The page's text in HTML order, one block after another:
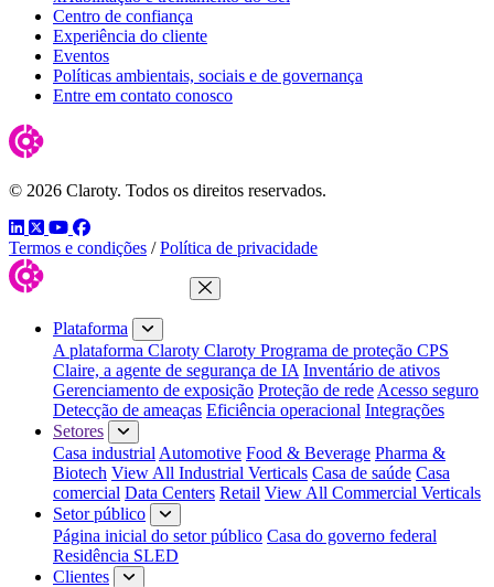
Centro de confiança
Experiência do cliente
Eventos
Políticas ambientais, sociais e de governança
Entre em contato conosco
© 2026 Claroty. Todos os direitos reservados.
LinkedIn
TwitterYouTube
Facebook
Termos e condições / Política de privacidade
Fechar menu
Plataforma
A plataforma Claroty Claroty Programa de proteção CPS
Claire, a agente de segurança de IA Inventário de ativos
Gerenciamento de exposição Proteção de rede Acesso seguro
Detecção de ameaças Eficiência operacional Integrações
Setores
Casa industrial Automotive Food & Beverage Pharma &
Biotech View All Industrial Verticals Casa de saúde Casa
comercial Data Centers Retail View All Commercial Verticals
Setor público
Página inicial do setor público Casa do governo federal
Residência SLED
Clientes